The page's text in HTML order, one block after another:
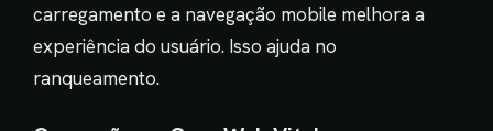
carregamento e a navegação mobile melhora a
experiência do usuário. Isso ajuda no
ranqueamento.